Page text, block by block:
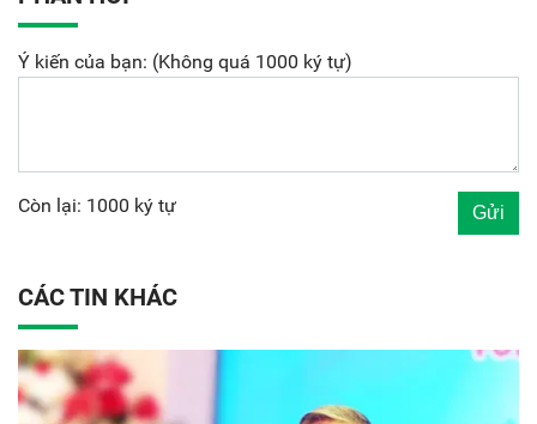
Ý kiến của bạn: (Không quá 1000 ký tự)
Còn lại: 1000 ký tự
CÁC TIN KHÁC